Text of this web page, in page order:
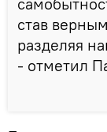
став
разделяя
- отметил